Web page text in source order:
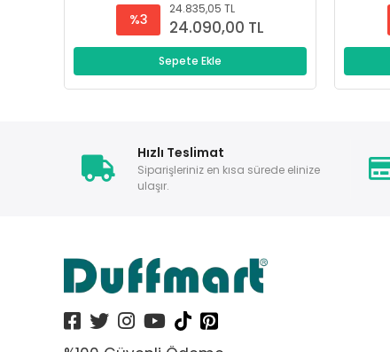
%3
24.835,05 TL
24.090,00 TL
Sepete Ekle
Hızlı Teslimat
Siparişleriniz en kısa sürede elinize
ulaşır.